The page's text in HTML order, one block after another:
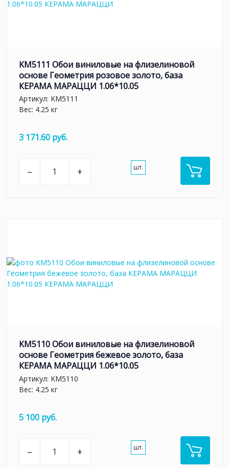
KM5111 Обои виниловые на флизелиновой
основе Геометрия розовое золото, база
КЕРАМА МАРАЦЦИ 1.06*10.05
Артикул: KM5111
Вес: 4.25 кг
3 171.60 руб.
– + шт.
KM5110 Обои виниловые на флизелиновой
основе Геометрия бежевое золото, база
КЕРАМА МАРАЦЦИ 1.06*10.05
Артикул: KM5110
Вес: 4.25 кг
5 100 руб.
– + шт.